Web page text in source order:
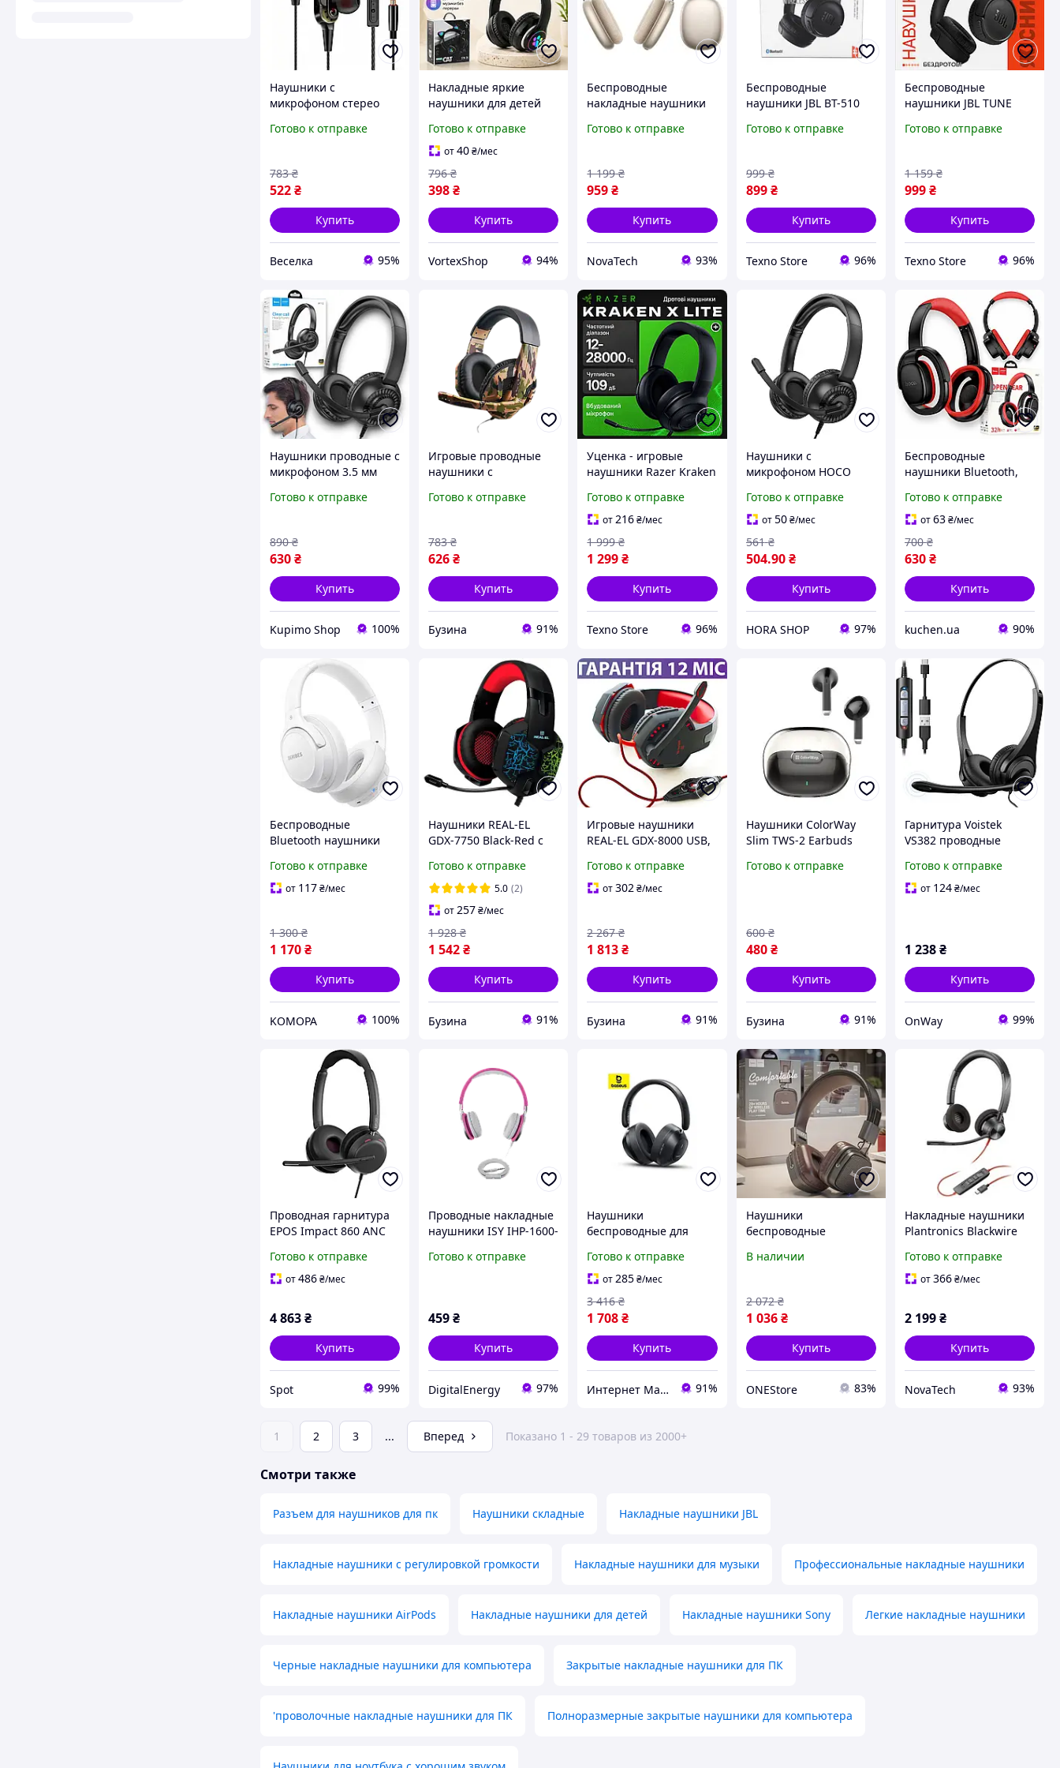
Наушники с
микрофоном стерео
ноутбуков
использование FLAME
Готово к отправке
522₴
783 ₴
Купить
Веселка 95%
Накладные яркие
наушники для детей
и микрофоном с
регулировкой
компьютера и ноутбука
Готово к отправке
от40₴/мес
398₴
796 ₴
Купить
VortexShop 94%
Беспроводные
накладные наушники
ANC BT headphones
Готово к отправке
959₴
1 199 ₴
Купить
NovaTech 93%
Беспроводные
наушники JBL BT-510
микрофоном складные
Готово к отправке
899 ₴
999 ₴
Купить
Texno Store 96%
Беспроводные
наушники JBL TUNE
накладные с
музыки и звонков
Готово к отправке
999₴
1 159 ₴
Купить
Texno Store 96%
Наушники проводные с
микрофоном 3.5 мм
для ПК ноутбука
черные
Готово к отправке
630₴
890 ₴
Купить
Kupimo Shop 100%
Игровые проводные
наушники с
237 игровая гарнитура
ноутбука с регулятором
Готово к отправке
626₴
783 ₴
Купить
Бузина 91%
Уценка - игровые
наушники Razer Kraken
консолей
Готово к отправке
от216₴/мес
1 299₴
1 999 ₴
Купить
Texno Store 96%
Наушники с
микрофоном HOCO
накладные, проводные
mini-jack 3.5 мм 1.8м
Черный
Готово к отправке
от50 ₴/мес
504.90 ₴
561 ₴
Купить
HORA SHOP 97%
Беспроводные
наушники Bluetooth,
Беспроводная стерео
гарнитура / Блютуз
наушники накладные
Готово к отправке
от63₴/мес
630₴
700 ₴
Купить
kuchen.ua 90%
Беспроводные
Bluetooth наушники
накладные наушники с
6 режимами
Готово к отправке
от 117₴/мес
1 170₴
1 300 ₴
Купить
KOMOPA 100%
Наушники REAL-EL
GDX-7750 Black-Red с
Type-A, 2.2 м, для
ноутбука
Готово к отправке
5.0 (2)
от257₴/мес
1 542₴
1 928 ₴
Купить
Бузина 91%
Игровые наушники
REAL-EL GDX-8000 USB,
геймерские, игровая
гарнитура для пк и
Готово к отправке
от302₴/мес
1 813₴
2 267 ₴
Купить
Бузина 91%
Наушники ColorWay
Slim TWS-2 Earbuds
Bluetooth 5.3, USB Type-
Готово к отправке
480 ₴
600 ₴
Купить
Бузина 91%
Гарнитура Voistek
VS382 проводные
микрофоном для ПК
ноутбука Zoom Skype
Готово к отправке
от 124₴/мес
1 238₴
Купить
OnWay 99%
Проводная гарнитура
EPOS Impact 860 ANC
наушники с
микрофоном
черные
Готово к отправке
от486₴/мес
4 863₴
Купить
Spot 99%
Проводные накладные
наушники ISY IHP-1600-
амбушюрами и
Готово к отправке
459₴
Купить
DigitalEnergy 97%
Наушники
беспроводные для
Удобные беспроводные
наушники на голову,
Складные накладные
наушники для девочек,
MTS
Готово к отправке
от285₴/мес
1 708₴
3 416 ₴
Купить
Интернет Магазин "StepShop" 91%
Наушники
беспроводные
Модные наушники на
ноутбука, Хорошие
наушники для пк, TFF
В наличии
1 036 ₴
2 072 ₴
Купить
ONEStore 83%
Накладные наушники
Plantronics Blackwire
01)
Готово к отправке
от366₴/мес
2 199₴
Купить
NovaTech 93%
1 2 3 ... Вперед Показано 1 - 29 товаров из 2000+
Смотри также
Разъем для наушников для пк Наушники складные Накладные наушники JBL
Накладные наушники с регулировкой громкости Накладные наушники для музыки Профессиональные накладные наушники
Накладные наушники AirPods Накладные наушники для детей Накладные наушники Sony Легкие накладные наушники
Черные накладные наушники для компьютера Закрытые накладные наушники для ПК
'проволочные накладные наушники для ПК Полноразмерные закрытые наушники для компьютера